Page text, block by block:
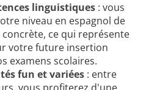
linguistiques : vous
niveau en espagnol de
ce qui représente
votre future insertion
examens scolaires.
fun et variées : entre